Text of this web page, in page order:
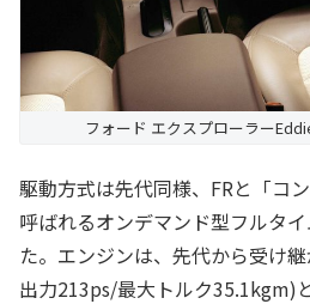
フォード エクスプローラー
駆動方式は先代同様、FRと「コ
呼ばれるオンデマンド型フルタ
た。エンジンは、先代から受け
出力213ps/最大トルク35.1kgm)